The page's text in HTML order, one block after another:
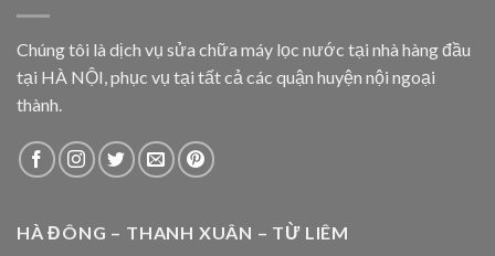
Chúng tôi là dịch vụ sửa chữa máy lọc nước tại nhà hàng đầu
tại HÀ NỘI, phục vụ tại tất cả các quận huyện nội ngoại
thành.
HÀ ĐÔNG – THANH XUÂN – TỪ LIÊM